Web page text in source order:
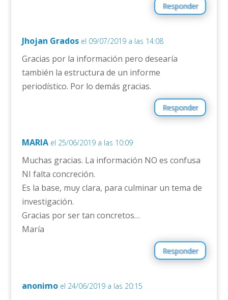
Responder
Jhojan Grados el 09/07/2019 a las 14:08
Gracias por la información pero desearía
también la estructura de un informe
periodístico. Por lo demás gracias.
Responder
MARIA el 25/06/2019 a las 10:09
Muchas gracias. La información NO es confusa
NI falta concreción.
Es la base, muy clara, para culminar un tema de
investigación.
Gracias por ser tan concretos…
María
Responder
anonimo el 24/06/2019 a las 20:15